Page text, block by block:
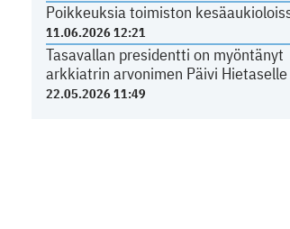
Poikkeuksia toimiston
11.06.2026 12:21
Tasavallan presidentti on myöntänyt
arkkiatrin arvonimen Päivi Hietaselle
22.05.2026 11:49